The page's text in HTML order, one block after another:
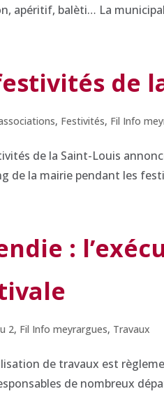
apéritif, balèti… La
de
, Festivités, Fil Info
de la Saint-Louis
de la mairie pendant les
:
2, Fil Info meyrargues, Travaux
de travaux est
de nombreux